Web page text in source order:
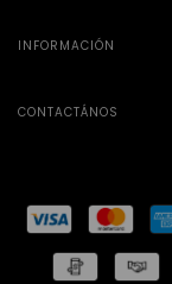
INFORMACIÓN
CONTACTÁNOS